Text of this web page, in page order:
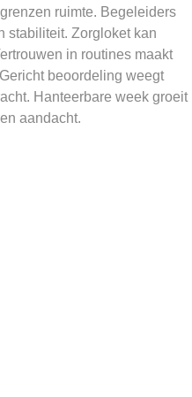
ruimte. Begeleiders
stabiliteit. Zorgloket kan
in routines maakt
beoordeling weegt
Hanteerbare week groeit
aandacht.